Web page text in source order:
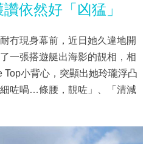
依然好「凶猛」
冇現身幕前，近日她久違地開
一張搭遊艇出海影的靚相，相
Top小背心，突顯出她玲瓏浮凸
咗喎…條腰，靚咗」、「清減